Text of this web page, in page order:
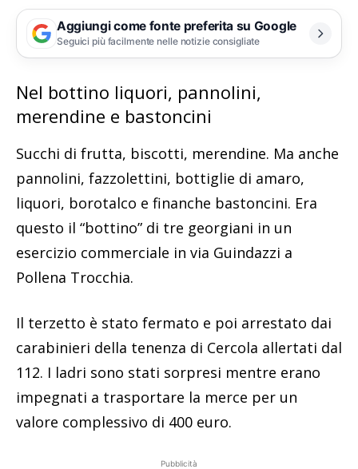
Aggiungi come fonte preferita su Google
Seguici più facilmente nelle notizie consigliate
Nel bottino liquori, pannolini,
merendine e bastoncini
Succhi di frutta, biscotti, merendine. Ma anche
pannolini, fazzolettini, bottiglie di amaro,
liquori, borotalco e finanche bastoncini. Era
questo il “bottino” di tre georgiani in un
esercizio commerciale in via Guindazzi a
Pollena Trocchia.
Il terzetto è stato fermato e poi arrestato dai
carabinieri della tenenza di Cercola allertati dal
112. I ladri sono stati sorpresi mentre erano
impegnati a trasportare la merce per un
valore complessivo di 400 euro.
Pubblicità